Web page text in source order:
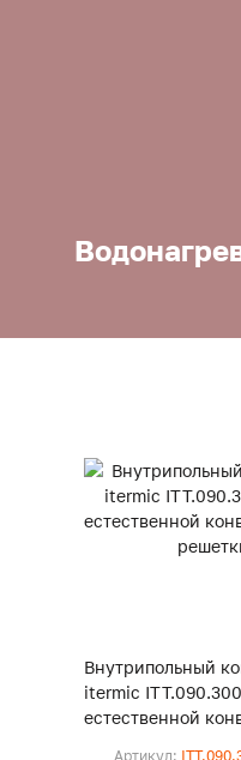
Внутрипольный
itermic
естественной
Артикул: